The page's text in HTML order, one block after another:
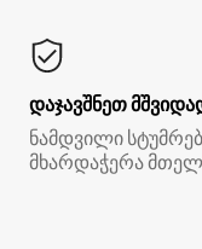
დაჯავშნეთ
ნამდვილი
მხარდაჭერა